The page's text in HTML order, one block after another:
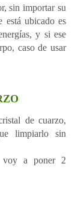
sin importar su
está ubicado es
y si ese
caso de usar
de cuarzo,
limpiarlo sin
voy a poner 2